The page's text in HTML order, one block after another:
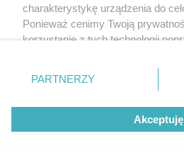
charakterystykę urządzenia do
Ponieważ cenimy Twoją
korzystanie z tych technologii
zmienić/wycofać klikając przycisk
znajdujący się w lewym dolnym
rodzaje przetwarzania danych nie
użytkownika, ale masz prawo
przetwarzaniu. Preferencje będą
PARTNERZY
Akceptuję